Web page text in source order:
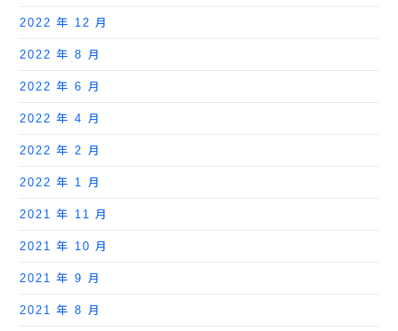
2022 年 12 月
2022 年 8 月
2022 年 6 月
2022 年 4 月
2022 年 2 月
2022 年 1 月
2021 年 11 月
2021 年 10 月
2021 年 9 月
2021 年 8 月